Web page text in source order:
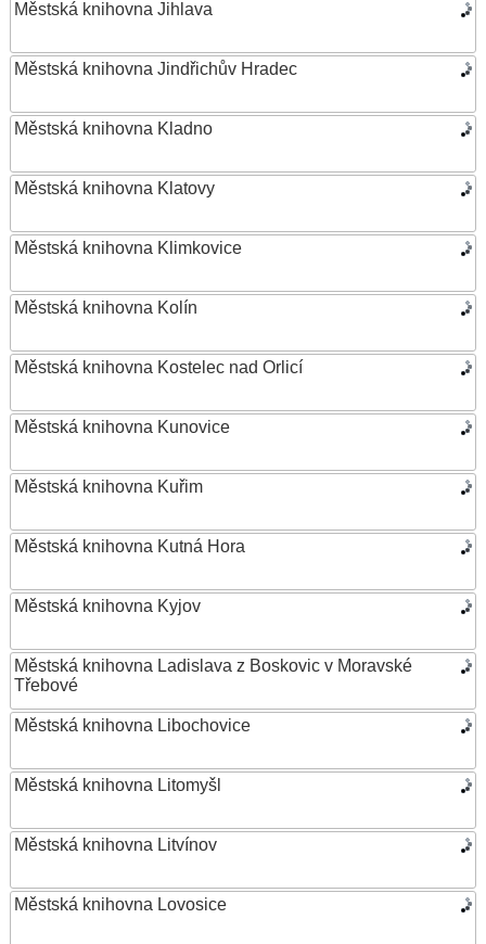
Městská knihovna Jihlava
Městská knihovna Jindřichův Hradec
Městská knihovna Kladno
Městská knihovna Klatovy
Městská knihovna Klimkovice
Městská knihovna Kolín
Městská knihovna Kostelec nad Orlicí
Městská knihovna Kunovice
Městská knihovna Kuřim
Městská knihovna Kutná Hora
Městská knihovna Kyjov
Městská knihovna Ladislava z Boskovic v Moravské
Třebové
Městská knihovna Libochovice
Městská knihovna Litomyšl
Městská knihovna Litvínov
Městská knihovna Lovosice